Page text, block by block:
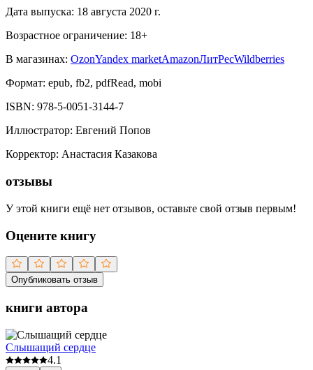
Дата выпуска: 18 августа 2020 г.
Возрастное ограничение: 18+
В магазинах: OzonYandex marketAmazonЛитРесWildberries
Формат: epub, fb2, pdfRead, mobi
ISBN: 978-5-0051-3144-7
Иллюстратор: Евгений Попов
Корректор: Анастасия Казакова
отзывы
У этой книги ещё нет отзывов, оставьте свой отзыв первым!
Оцените книгу
Опубликовать отзыв
книги автора
Слышащий сердце
4.1